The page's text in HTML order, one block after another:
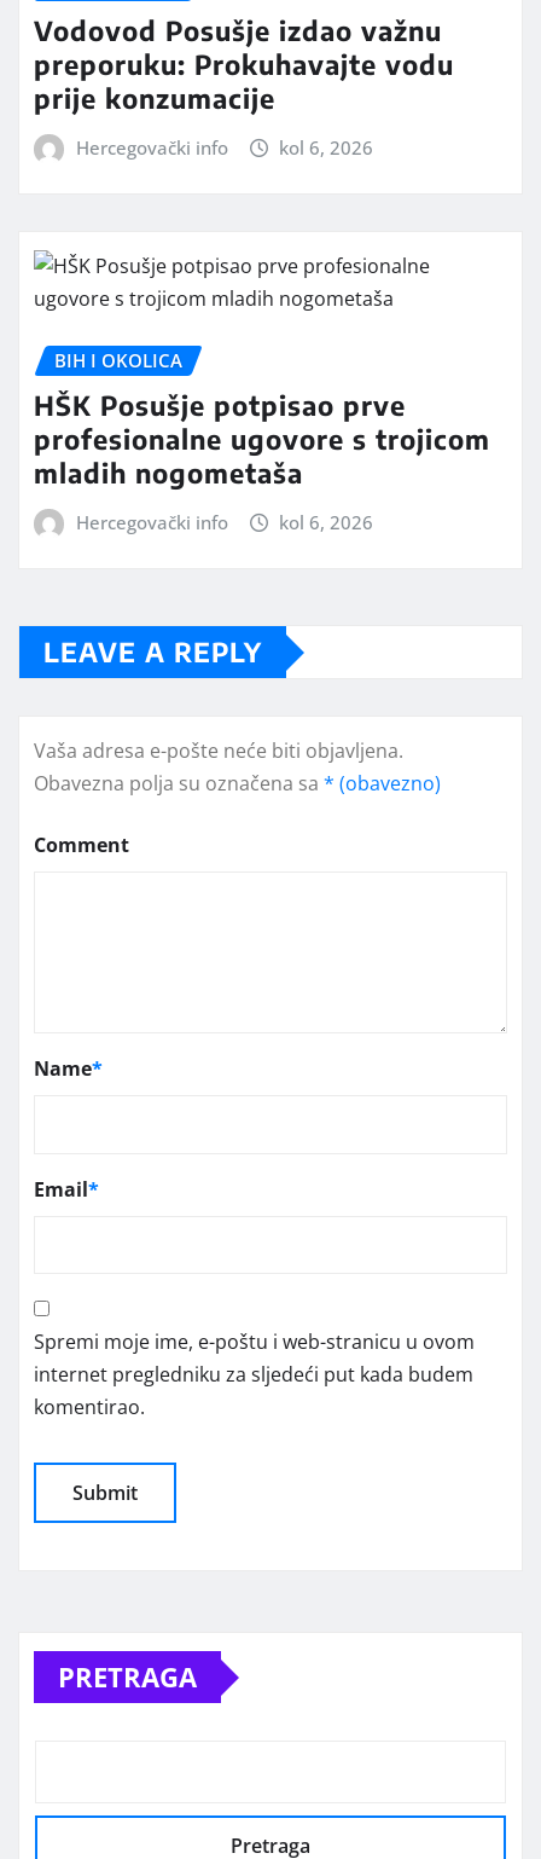
Vodovod Posušje izdao važnu
preporuku: Prokuhavajte vodu
prije konzumacije
Hercegovački info kol 6, 2026
BIH I OKOLICA
HŠK Posušje potpisao prve
profesionalne ugovore s trojicom
mladih nogometaša
Hercegovački info kol 6, 2026
LEAVE A REPLY
Vaša adresa e-pošte neće biti objavljena.
Obavezna polja su označena sa * (obavezno)
Comment
Name*
Email*
Spremi moje ime, e-poštu i web-stranicu u ovom
internet pregledniku za sljedeći put kada budem
komentirao.
PRETRAGA
Pretraga